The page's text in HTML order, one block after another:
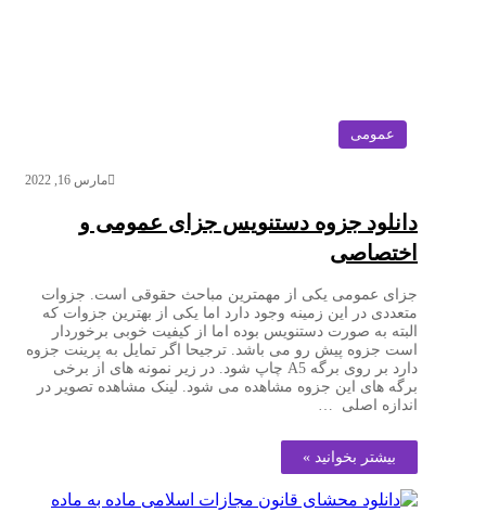
عمومی
مارس 16, 2022
دانلود جزوه دستنویس جزای عمومی و
اختصاصی
جزای عمومی یکی از مهمترین مباحث حقوقی است. جزوات
متعددی در این زمینه وجود دارد اما یکی از بهترین جزوات که
البته به صورت دستنویس بوده اما از کیفیت خوبی برخوردار
است جزوه پیش رو می باشد. ترجیحا اگر تمایل به پرینت جزوه
دارد بر روی برگه A5 چاپ شود. در زیر نمونه های از برخی
برگه های این جزوه مشاهده می شود. لینک مشاهده تصویر در
اندازه اصلی …
بیشتر بخوانید »